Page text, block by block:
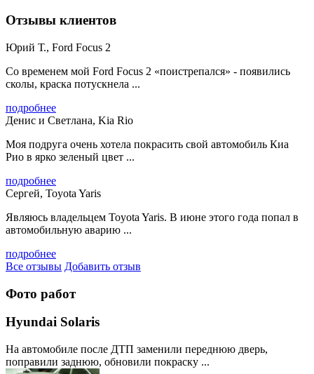
Отзывы клиентов
Юрий Т., Ford Focus 2
Со временем мой Ford Focus 2 «поистрепался» - появились
сколы, краска потускнела ...
подробнее
Денис и Светлана, Kia Rio
Моя подруга очень хотела покрасить свой автомобиль Киа
Рио в ярко зеленый цвет ...
подробнее
Сергей, Toyota Yaris
Являюсь владельцем Toyota Yaris. В июне этого года попал в
автомобильную аварию ...
подробнее
Все отзывы Добавить отзыв
Фото работ
Hyundai Solaris
На автомобиле после ДТП заменили переднюю дверь,
поправили заднюю, обновили покраску ...